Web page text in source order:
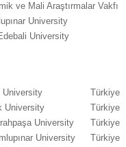
ve Mali Araştırmalar Vakfı
University
Edebali University
University
Türkiye
University
Türkiye
University
Türkiye
University
Türkiye